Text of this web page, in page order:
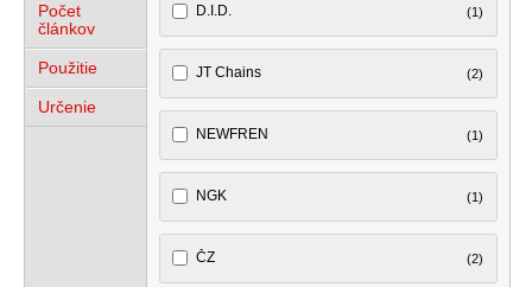
Počet
článkov
Použitie
Určenie
D.I.D. (1)
JT Chains (2)
NEWFREN (1)
NGK (1)
ČZ (2)